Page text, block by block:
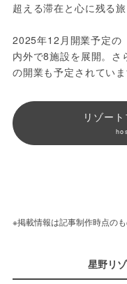
超える滞在と心に残る
2025年12月開業予定の
内外で8施設を展開。さ
の開業も予定されていま
リゾー
※掲載情報は記事制作時点の
星野リ